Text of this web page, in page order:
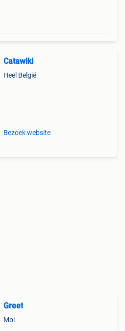
Catawiki
Heel België
Bezoek website
Greet
Mol